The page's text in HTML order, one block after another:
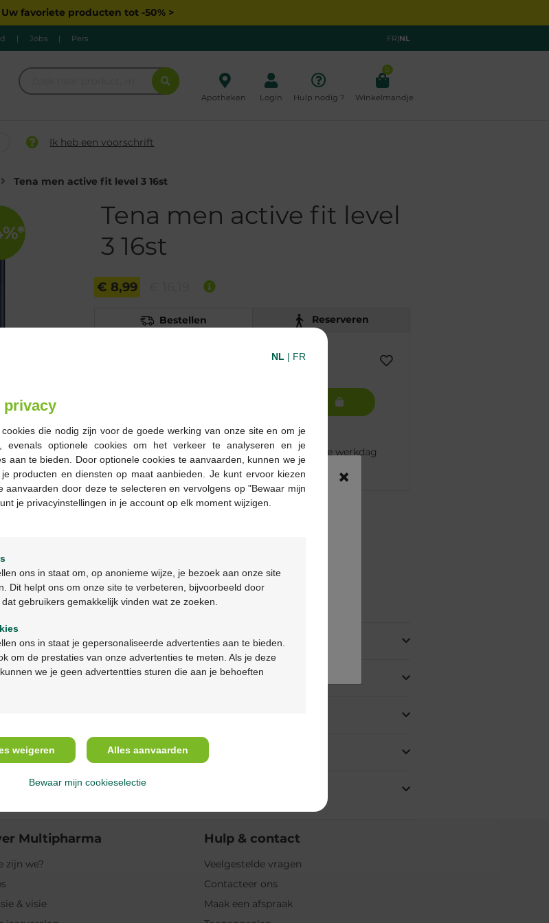
Uw favoriete producten tot -50% >
| Jobs | Pers FR|NL
Apotheken Login Hulp nodig ?
0
Winkelmandje
Ik heb een voorschrift
Tena men active fit level 3 16st
Tena men active fit level
3 16st
€ 8,99
Bestellen Reserveren
In winkelmandje
Max. aantal = 12
Op werkdagen vóór 12u besteld, volgende werkdag
geleverd
Gratislevering in je Multipharma apotheek
Productbeschrijving
Beschrijving
Eigenschappen
Gebruik
Ingrediënten
Multipharma
zijn we?
& visie
Hulp & contact
Veelgestelde vragen
Contacteer ons
Maak een afspraak
×
Ga verder in het nederlands
NL | FR
privacy
die nodig zijn voor de goede werking van onze site en om je
evenals optionele cookies om het verkeer te analyseren en je
aan te bieden. Door optionele cookies te aanvaarden, kunnen we je
producten en diensten op maat aanbieden. Je kunt ervoor kiezen
aanvaarden door deze te selecteren en vervolgens op "Bewaar mijn
je privacyinstellingen in je account op elk moment wijzigen.
ons in staat om, op anonieme wijze, je bezoek aan onze site
Dit helpt ons om onze site te verbeteren, bijvoorbeeld door
gebruikers gemakkelijk vinden wat ze zoeken.
ons in staat je gepersonaliseerde advertenties aan te bieden.
om de prestaties van onze advertenties te meten. Als je deze
we je geen advertentties sturen die aan je behoeften
weigeren Alles aanvaarden
Bewaar mijn cookieselectie